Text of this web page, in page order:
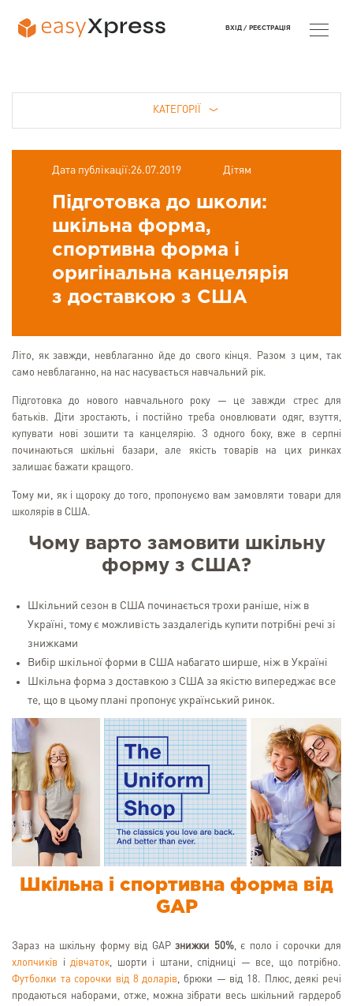
КАТЕГОРІЇ
Дата публікації:26.07.2019 Дітям
Підготовка до школи:
шкільна форма,
спортивна форма і
оригінальна канцелярія
з доставкою з США
Літо, як завжди, невблаганно йде до свого кінця. Разом з цим, так
само невблаганно, на нас насувається навчальний рік.
Підготовка до нового навчального року — це завжди стрес для
батьків. Діти зростають, і постійно треба оновлювати одяг, взуття,
купувати нові зошити та канцелярію. З одного боку, вже в серпні
починаються шкільні базари, але якість товарів на цих ринках
залишає бажати кращого.
Тому ми, як і щороку до того, пропонуємо вам замовляти товари для
школярів в США.
Чому варто замовити шкільну
форму з США?
Шкільний сезон в США починається трохи раніше, ніж в
Україні, тому є можливість заздалегідь купити потрібні речі зі
знижками
Вибір шкільної форми в США набагато ширше, ніж в Україні
Шкільна форма з доставкою з США за якістю випереджає все
те, що в цьому плані пропонує український ринок.
Шкільна і спортивна форма від
GAP
Зараз на шкільну форму від GAP знижки 50%, є поло і сорочки для
хлопчиків і дівчаток, шорти і штани, спідниці — все, що потрібно.
Футболки та сорочки від 8 доларів, брюки — від 18. Плюс, деякі речі
продаються наборами, отже, можна зібрати весь шкільний гардероб
ВХІД / РЕЄСТРАЦІЯ